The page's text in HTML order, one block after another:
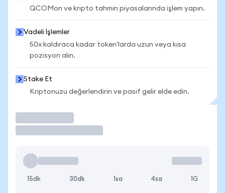
QCOMon ve kripto tahmin piyasalarında işlem yapın.
Vadeli İşlemler
50x kaldıraca kadar token'larda uzun veya kısa
pozisyon alın.
Stake Et
Kriptonuzu değerlendirin ve pasif gelir elde edin.
15dk 30dk 1sa 4sa 1G